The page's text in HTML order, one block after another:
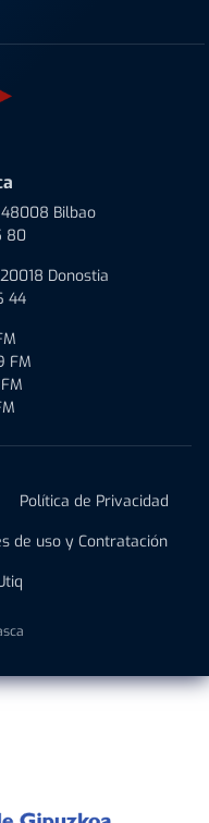
48008 Bilbao
80
Donostia
44
FM
Política de Privacidad
de uso y Contratación